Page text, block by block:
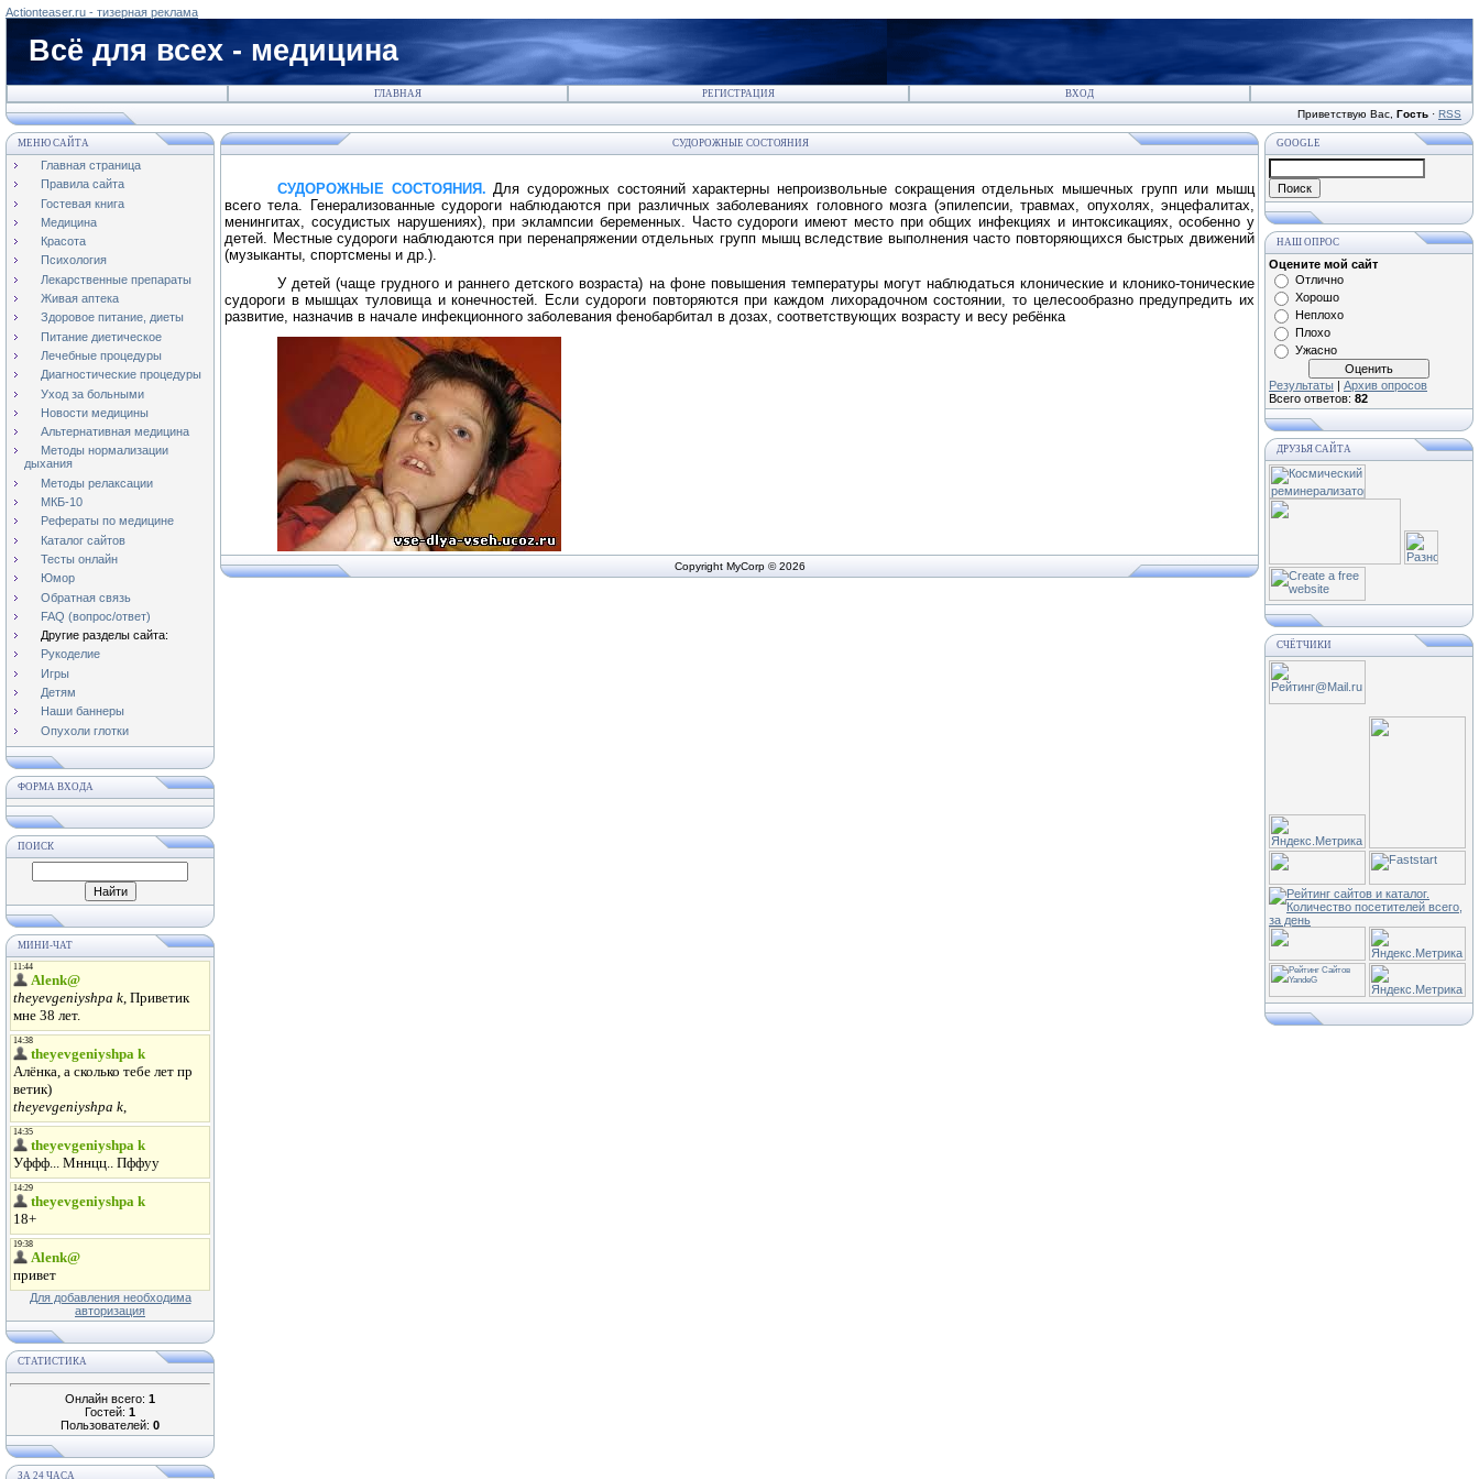
Actionteaser.ru - тизерная реклама
Всё для всех - медицина
ГЛАВНАЯ РЕГИСТРАЦИЯ ВХОД
Приветствую Вас Гость · RSS
МЕНЮ САЙТА
Главная страница
Правила сайта
Гостевая книга
Медицина
Красота
Психология
Лекарственные препараты
Живая аптека
Здоровое питание, диеты
Питание диетическое
Лечебные процедуры
Диагностические процедуры
Уход за больными
Новости медицины
Альтернативная медицина
Методы нормализации
дыхания
Методы релаксации
МКБ-10
Рефераты по медицине
Каталог сайтов
Тесты онлайн
Юмор
Обратная связь
FAQ (вопрос/ответ)
Другие разделы сайта:
Рукоделие
Игры
Детям
Наши баннеры
Опухоли глотки
ФОРМА ВХОДА
ПОИСК
МИНИ-ЧАТ
Для добавления необходима
авторизация
СТАТИСТИКА
Онлайн всего: 1
Гостей: 1
Пользователей: 0
ЗА 24 ЧАСА
СУДОРОЖНЫЕ СОСТОЯНИЯ
СУДОРОЖНЫЕ СОСТОЯНИЯ. Для судорожных состояний характерны непроизвольные сокращения отдельных мышечных групп или мышц
всего тела. Генерализованные судороги наблюдаются при различных заболеваниях головного мозга (эпилепсии, травмах, опухолях, энцефалитах,
менингитах, сосудистых нарушениях), при эклампсии беременных. Часто судороги имеют место при общих инфекциях и интоксикациях, особенно у
детей. Местные судороги наблюдаются при перенапряжении отдельных групп мышц вследствие выполнения часто повторяющихся быстрых движений
(музыканты, спортсмены и др.).
У детей (чаще грудного и раннего детского возраста) на фоне повышения температуры могут наблюдаться клонические и клонико-тонические
судороги в мышцах туловища и конечностей. Если судороги повторяются при каждом лихорадочном состоянии, то целесообразно предупредить их
развитие, назначив в начале инфекционного заболевания фенобарбитал в дозах, соответствующих возрасту и весу ребёнка
Copyright MyCorp © 2026
GOOGLE
НАШ ОПРОС
Оцените мой сайт
Отлично
Хорошо
Неплохо
Плохо
Ужасно
Результаты | Архив опросов
Всего ответов: 82
ДРУЗЬЯ САЙТА
СЧЁТЧИКИ